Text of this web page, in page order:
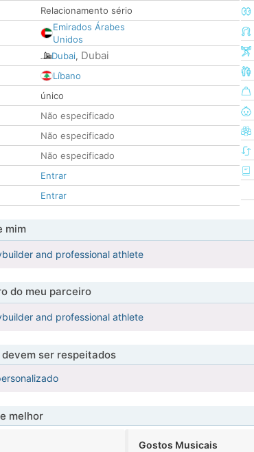
Relacionamento sério
Emirados Árabes
Unidos
Dubai, Dubai
Líbano
único
Não especificado
Não especificado
Não especificado
Entrar
Entrar
mim
and professional athlete
do meu parceiro
and professional athlete
ser respeitados
melhor
Gostos Musicais